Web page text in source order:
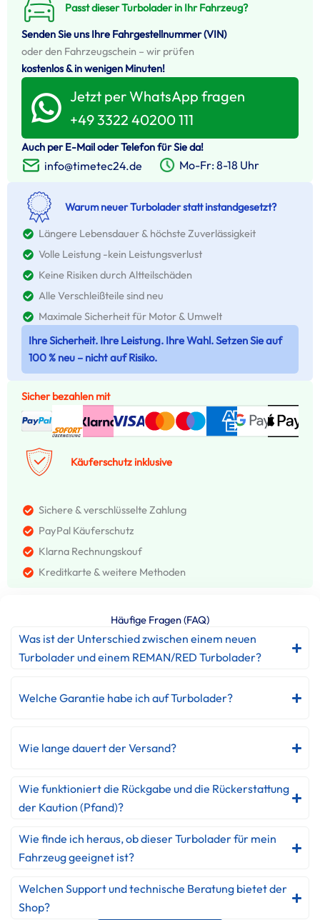
Passt dieser Turbolader in Ihr Fahrzeug?
Senden Sie uns Ihre Fahrgestellnummer (VIN)
oder den Fahrzeugschein – wir prüfen
kostenlos & in wenigen Minuten!
Jetzt per WhatsApp fragen
+49 3322 40200 111
Auch per E-Mail oder Telefon für Sie da!
info@timetec24.de Mo-Fr: 8-18 Uhr
Warum neuer Turbolader statt instandgesetzt?
Längere Lebensdauer & höchste Zuverlässigkeit
Volle Leistung -kein Leistungsverlust
Keine Risiken durch Altteilschäden
Alle Verschleißteile sind neu
Maximale Sicherheit für Motor & Umwelt
Ihre Sicherheit. Ihre Leistung. Ihre Wahl. Setzen Sie auf
100 % neu – nicht auf Risiko.
Sicher bezahlen mit
Käuferschutz inklusive
Sichere & verschlüsselte Zahlung
PayPal Käuferschutz
Klarna Rechnungskouf
Kreditkarte & weitere Methoden
Häufige Fragen (FAQ)
Was ist der Unterschied zwischen einem neuen
Turbolader und einem REMAN/RED Turbolader?
Welche Garantie habe ich auf Turbolader?
Wie lange dauert der Versand?
Wie funktioniert die Rückgabe und die Rückerstattung
der Kaution (Pfand)?
Wie finde ich heraus, ob dieser Turbolader für mein
Fahrzeug geeignet ist?
Welchen Support und technische Beratung bietet der
Shop?